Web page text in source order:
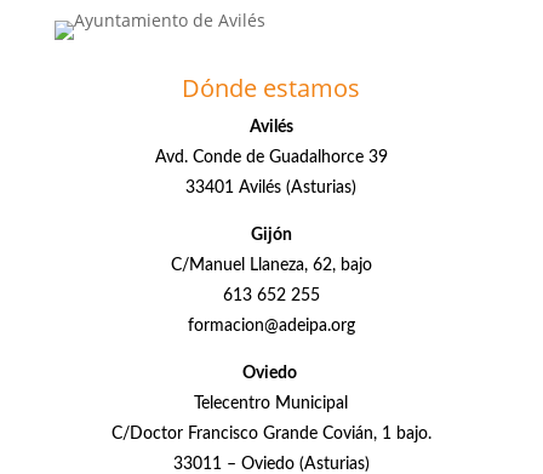
Dónde estamos
Avilés
Avd. Conde de Guadalhorce 39
33401 Avilés (Asturias)
Gijón
C/Manuel Llaneza, 62, bajo
613 652 255
formacion@adeipa.org
Oviedo
Telecentro Municipal
C/Doctor Francisco Grande Covián, 1 bajo.
33011 – Oviedo (Asturias)